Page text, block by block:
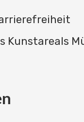
Kunstareals